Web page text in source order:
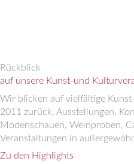
Rückblick
auf unsere Kunst-und
Wir blicken auf vielfältige
2011 zurück. Ausstellungen,
Modenschauen, Weinproben,
Veranstaltungen in
Zu den Highlights